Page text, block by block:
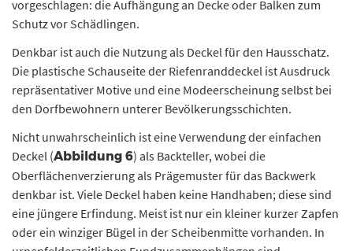
vorgeschlagen: die Aufhängung an Decke oder Balken zum
Schutz vor Schädlingen.
Denkbar ist auch die Nutzung als Deckel für den Hausschatz.
Die plastische Schauseite der Riefenranddeckel ist Ausdruck
repräsentativer Motive und eine Modeerscheinung selbst bei
den Dorfbewohnern unterer Bevölkerungsschichten.
Nicht unwahrscheinlich ist eine Verwendung der einfachen
Deckel (Abbildung 6) als Backteller, wobei die
Oberflächenverzierung als Prägemuster für das Backwerk
denkbar ist. Viele Deckel haben keine Handhaben; diese sind
eine jüngere Erfindung. Meist ist nur ein kleiner kurzer Zapfen
oder ein winziger Bügel in der Scheibenmitte vorhanden. In